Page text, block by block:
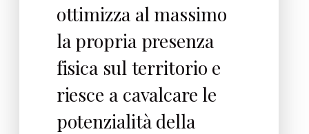
ottimizza al massimo
la propria presenza
fisica sul territorio e
riesce a cavalcare le
potenzialità della